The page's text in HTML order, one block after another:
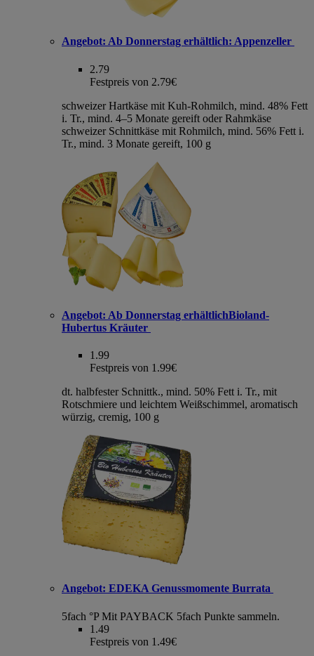
Angebot: Ab Donnerstag erhältlich: Appenzeller
2.79
Festpreis von 2.79€
schweizer Hartkäse mit Kuh-Rohmilch, mind. 48% Fett
i. Tr., mind. 4–5 Monate gereift oder Rahmkäse
schweizer Schnittkäse mit Rohmilch, mind. 56% Fett i.
Tr., mind. 3 Monate gereift, 100 g
Angebot: Ab Donnerstag erhältlichBioland-
Hubertus Kräuter
1.99
Festpreis von 1.99€
dt. halbfester Schnittk., mind. 50% Fett i. Tr., mit
Rotschmiere und leichtem Weißschimmel, aromatisch
würzig, cremig, 100 g
Angebot: EDEKA Genussmomente Burrata
5fach °P Mit PAYBACK 5fach Punkte sammeln.
1.49
Festpreis von 1.49€